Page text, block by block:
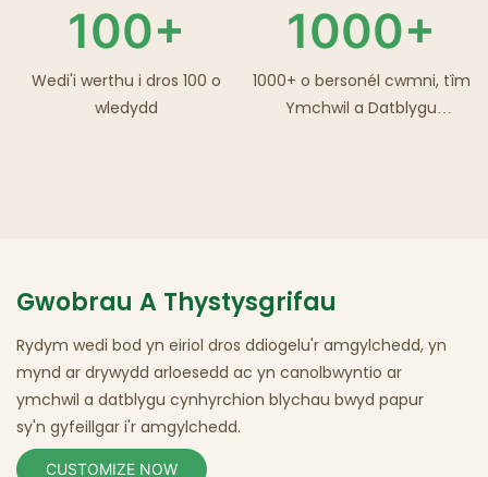
100+
Wedi'i werthu i dros 100 o
wledydd
1000+
1000+ o bersonél cwmni, tîm
Ymchwil a Datblygu
Gwobrau A Thystysgrifau
Rydym wedi bod yn eiriol dros ddiogelu'r amgylchedd, yn
mynd ar drywydd arloesedd ac yn canolbwyntio ar
ymchwil a datblygu cynhyrchion blychau bwyd papur
sy'n gyfeillgar i'r amgylchedd.
CUSTOMIZE NOW